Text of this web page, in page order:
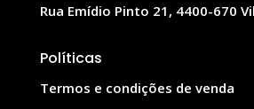
Rua Emídio Pinto 21, 4400-670
Políticas
Termos e condições de venda